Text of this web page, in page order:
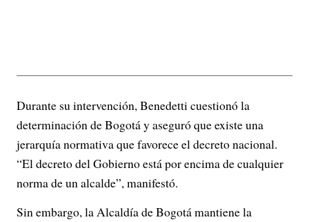
Durante su intervención, Benedetti cuestionó la
determinación de Bogotá y aseguró que existe una
jerarquía normativa que favorece el decreto nacional.
“El decreto del Gobierno está por encima de cualquier
norma de un alcalde”, manifestó.
Sin embargo, la Alcaldía de Bogotá mantiene la